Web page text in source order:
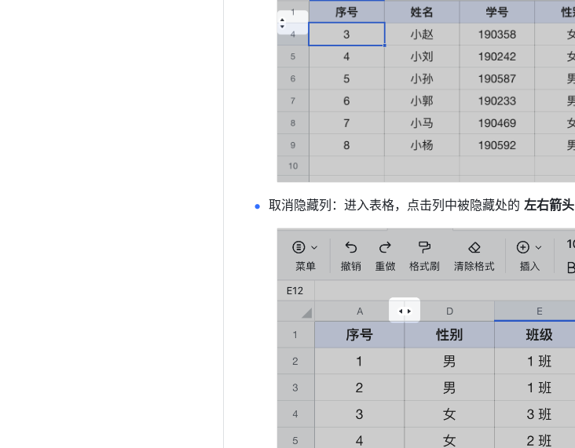
取消隐藏列：进入表格，点击列中被隐藏处的 左右箭头